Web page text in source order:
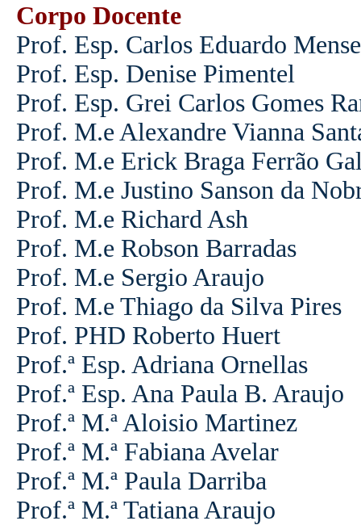
Corpo Docente
Prof. Esp. Carlos Eduardo
Prof. Esp. Denise Pimentel
Prof. Esp. Grei Carlos Gomes
Prof. M.e Alexandre Vianna
Prof. M.e Erick Braga Ferrão
Prof. M.e Justino Sanson da
Prof. M.e Richard Ash
Prof. M.e Robson Barradas
Prof. M.e Sergio Araujo
Prof. M.e Thiago da Silva Pires
Prof. PHD Roberto Huert
Prof.ª Esp. Adriana Ornellas
Prof.ª Esp. Ana Paula B. Araujo
Prof.ª M.ª Aloisio Martinez
Prof.ª M.ª Fabiana Avelar
Prof.ª M.ª Paula Darriba
Prof.ª M.ª Tatiana Araujo